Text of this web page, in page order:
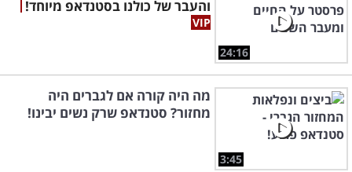
24:16
והעבר של כולנו בסטנדאפ מיוחד!
3:45
מה היה קורה אם לגברים היה
מחזור? סטנדאפ שרק נשים יבינו!